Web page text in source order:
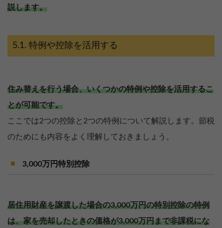
説します。
特例や控除を活用する
住み替えを行う場合、いくつかの特例や控除を活用するこ
とが可能です。
ここでは2つの控除と2つの特例について解説します。節税
のためにも内容をよく理解しておきましょう。
3,000万円特別控除
居住用財産を譲渡した場合の3,000万円の特別控除の特例
は、家を売却したときの価格が3,000万円まで非課税にな